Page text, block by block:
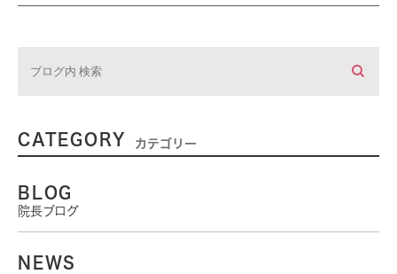
CATEGORY カテゴリー
BLOG
院長ブログ
NEWS